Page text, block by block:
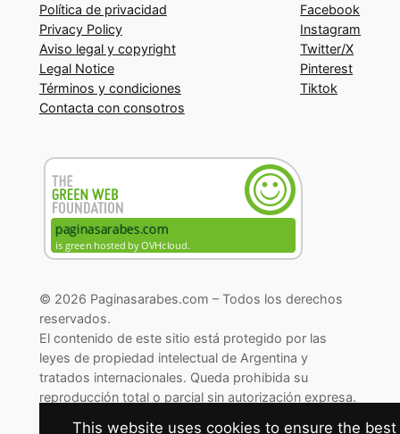
Política de privacidad
Privacy Policy
Aviso legal y copyright
Legal Notice
Términos y condiciones
Contacta con consotros
Facebook
Instagram
Twitter/X
Pinterest
Tiktok
© 2026 Paginasarabes.com – Todos los derechos
reservados.
El contenido de este sitio está protegido por las
leyes de propiedad intelectual de Argentina y
tratados internacionales. Queda prohibida su
reproducción total o parcial sin autorización expresa.
This website uses cookies to ensure the best